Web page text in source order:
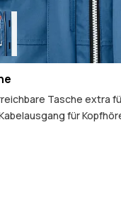
Tasche extra
für